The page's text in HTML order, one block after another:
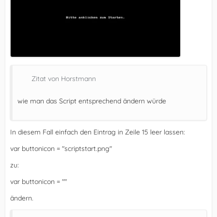
Zitat von Horstmann
wie man das Script entsprechend ändern würde
In diesem Fall einfach den Eintrag in Zeile 15 leer lassen:
var buttonicon = "scriptstart.png"
zu:
var buttonicon = ""
ändern.